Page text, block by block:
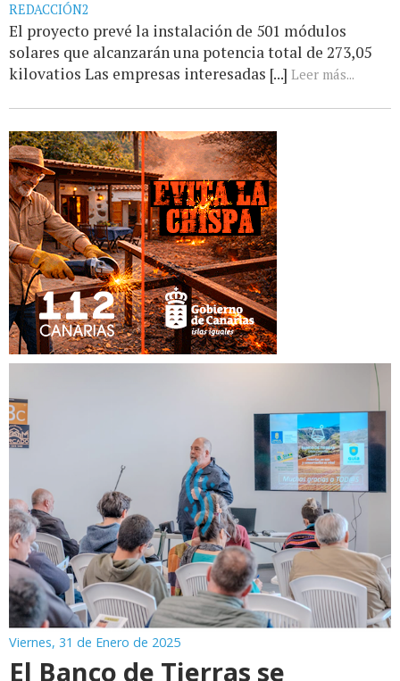
REDACCIÓN2
El proyecto prevé la instalación de 501 módulos
solares que alcanzarán una potencia total de 273,05
kilovatios Las empresas interesadas [...] Leer más...
Viernes, 31 de Enero de 2025
El Banco de Tierras se